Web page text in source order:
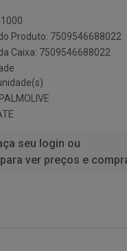
Produto: 7509546688022
Caixa: 7509546688022
seu login ou
ver preços e